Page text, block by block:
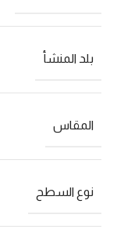
بلد المنشأ
المقاس
نوع السطح